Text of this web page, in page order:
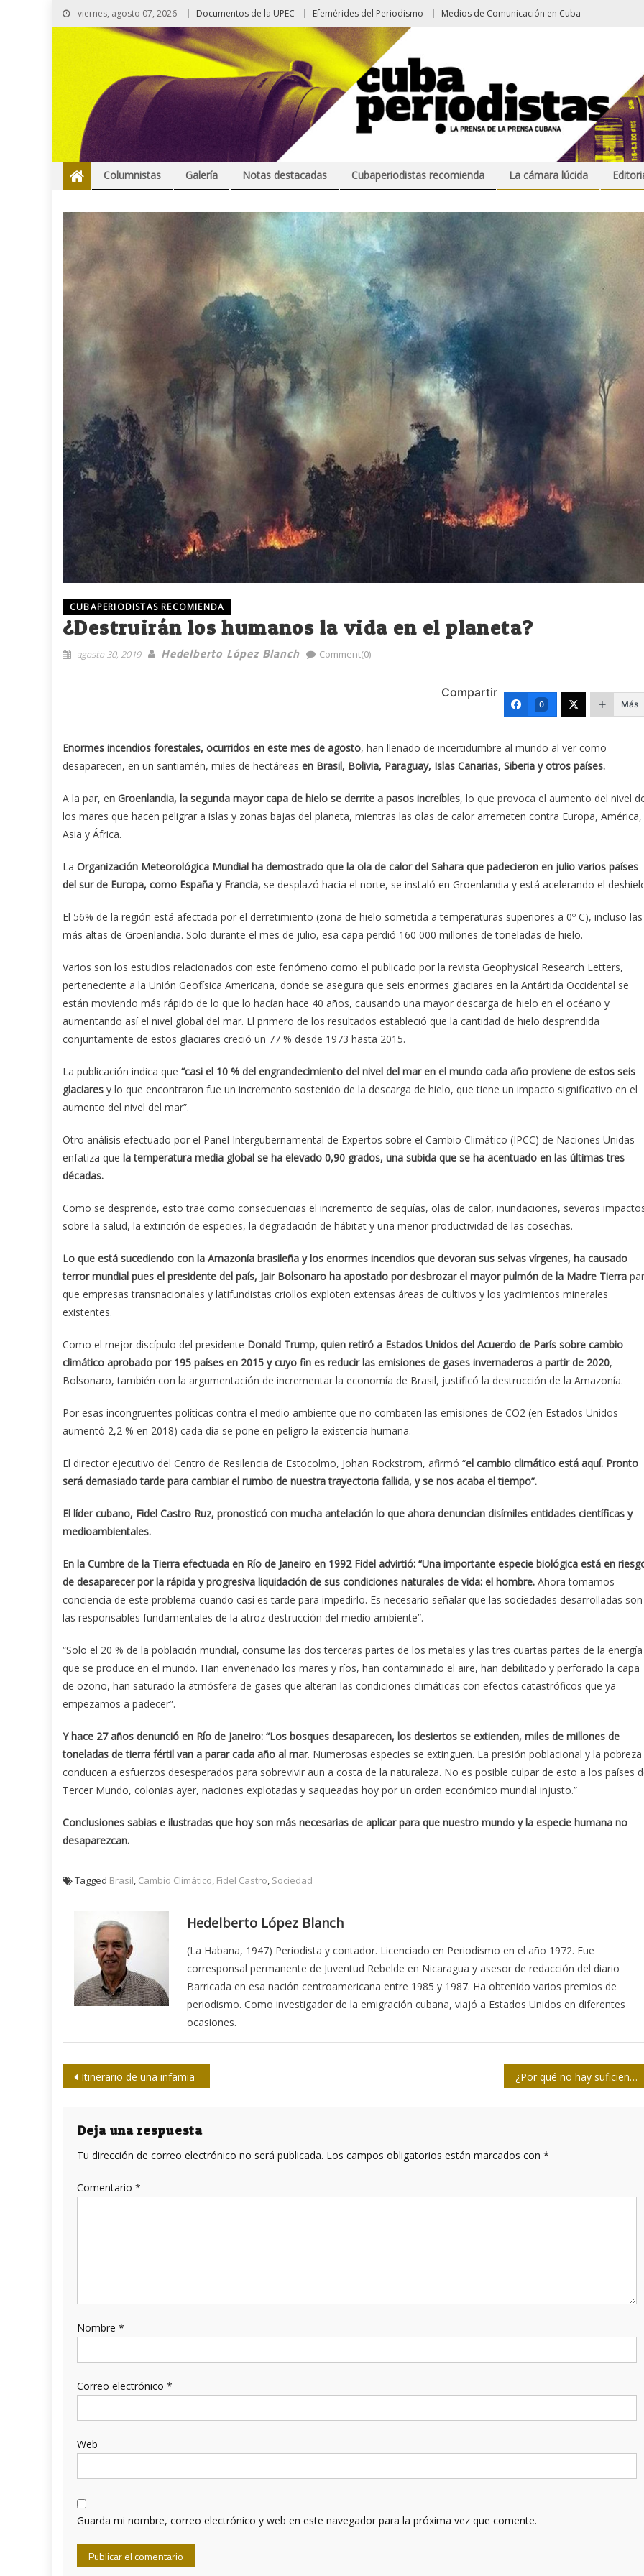
viernes, agosto 07, 2026 Documentos de la UPEC Efemérides del Periodismo Medios de Comunicación en Cuba
Columnistas Galería Notas destacadas Cubaperiodistas recomienda La cámara lúcida
CUBAPERIODISTAS RECOMIENDA
¿Destruirán los humanos la vida en el planeta?
agosto 30, 2019 Hedelberto López Blanch Comment(0)
Compartir
0 Más
Enormes incendios forestales, ocurridos en este mes de agosto, han llenado de incertidumbre al mundo al ver como
desaparecen, en un santiamén, miles de hectáreas en Brasil, Bolivia, Paraguay, Islas Canarias, Siberia y otros países.
A la par, en Groenlandia, la segunda mayor capa de hielo se derrite a pasos increíbles, lo que provoca el aumento del nivel
los mares que hacen peligrar a islas y zonas bajas del planeta, mientras las olas de calor arremeten contra Europa, América,
Asia y África.
La Organización Meteorológica Mundial ha demostrado que la ola de calor del Sahara que padecieron en julio varios países
del sur de Europa, como España y Francia, se desplazó hacia el norte, se instaló en Groenlandia y está acelerando el
El 56% de la región está afectada por el derretimiento (zona de hielo sometida a temperaturas superiores a 0º C), incluso las
más altas de Groenlandia. Solo durante el mes de julio, esa capa perdió 160 000 millones de toneladas de hielo.
Varios son los estudios relacionados con este fenómeno como el publicado por la revista Geophysical Research Letters,
perteneciente a la Unión Geofísica Americana, donde se asegura que seis enormes glaciares en la Antártida Occidental se
están moviendo más rápido de lo que lo hacían hace 40 años, causando una mayor descarga de hielo en el océano y
aumentando así el nivel global del mar. El primero de los resultados estableció que la cantidad de hielo desprendida
conjuntamente de estos glaciares creció un 77 % desde 1973 hasta 2015.
La publicación indica que “casi el 10 % del engrandecimiento del nivel del mar en el mundo cada año proviene de estos seis
glaciares y lo que encontraron fue un incremento sostenido de la descarga de hielo, que tiene un impacto significativo en el
aumento del nivel del mar”.
Otro análisis efectuado por el Panel Intergubernamental de Expertos sobre el Cambio Climático (IPCC) de Naciones Unidas
enfatiza que la temperatura media global se ha elevado 0,90 grados, una subida que se ha acentuado en las últimas tres
décadas.
Como se desprende, esto trae como consecuencias el incremento de sequías, olas de calor, inundaciones, severos
sobre la salud, la extinción de especies, la degradación de hábitat y una menor productividad de las cosechas.
Lo que está sucediendo con la Amazonía brasileña y los enormes incendios que devoran sus selvas vírgenes, ha causado
terror mundial pues el presidente del país, Jair Bolsonaro ha apostado por desbrozar el mayor pulmón de la Madre Tierra
que empresas transnacionales y latifundistas criollos exploten extensas áreas de cultivos y los yacimientos minerales
existentes.
Como el mejor discípulo del presidente Donald Trump, quien retiró a Estados Unidos del Acuerdo de París sobre cambio
climático aprobado por 195 países en 2015 y cuyo fin es reducir las emisiones de gases invernaderos a partir de 2020,
Bolsonaro, también con la argumentación de incrementar la economía de Brasil, justificó la destrucción de la Amazonía.
Por esas incongruentes políticas contra el medio ambiente que no combaten las emisiones de CO2 (en Estados Unidos
aumentó 2,2 % en 2018) cada día se pone en peligro la existencia humana.
El director ejecutivo del Centro de Resilencia de Estocolmo, Johan Rockstrom, afirmó “el cambio climático está aquí. Pronto
será demasiado tarde para cambiar el rumbo de nuestra trayectoria fallida, y se nos acaba el tiempo”.
El líder cubano, Fidel Castro Ruz, pronosticó con mucha antelación lo que ahora denuncian disímiles entidades científicas y
medioambientales.
En la Cumbre de la Tierra efectuada en Río de Janeiro en 1992 Fidel advirtió: “Una importante especie biológica está en
de desaparecer por la rápida y progresiva liquidación de sus condiciones naturales de vida: el hombre. Ahora tomamos
conciencia de este problema cuando casi es tarde para impedirlo. Es necesario señalar que las sociedades desarrolladas son
las responsables fundamentales de la atroz destrucción del medio ambiente”.
“Solo el 20 % de la población mundial, consume las dos terceras partes de los metales y las tres cuartas partes de la energía
que se produce en el mundo. Han envenenado los mares y ríos, han contaminado el aire, han debilitado y perforado la capa
de ozono, han saturado la atmósfera de gases que alteran las condiciones climáticas con efectos catastróficos que ya
empezamos a padecer”.
Y hace 27 años denunció en Río de Janeiro: “Los bosques desaparecen, los desiertos se extienden, miles de millones de
toneladas de tierra fértil van a parar cada año al mar. Numerosas especies se extinguen. La presión poblacional y la pobreza
conducen a esfuerzos desesperados para sobrevivir aun a costa de la naturaleza. No es posible culpar de esto a los países
Tercer Mundo, colonias ayer, naciones explotadas y saqueadas hoy por un orden económico mundial injusto.”
Conclusiones sabias e ilustradas que hoy son más necesarias de aplicar para que nuestro mundo y la especie humana no
desaparezcan.
Tagged Brasil, Cambio Climático, Fidel Castro, Sociedad
Hedelberto López Blanch
(La Habana, 1947) Periodista y contador. Licenciado en Periodismo en el año 1972. Fue
corresponsal permanente de Juventud Rebelde en Nicaragua y asesor de redacción del diario
Barricada en esa nación centroamericana entre 1985 y 1987. Ha obtenido varios premios de
periodismo. Como investigador de la emigración cubana, viajó a Estados Unidos en diferentes
ocasiones.
Navegación
entradas
Itinerario de una infamia ¿Por qué no hay suficiente periodismo de verdad en EE.UU?
Deja una respuesta
Tu dirección de correo electrónico no será publicada. Los campos obligatorios están marcados con *
Comentario *
Nombre *
Correo electrónico *
Web
Guarda mi nombre, correo electrónico y web en este navegador para la próxima vez que comente.